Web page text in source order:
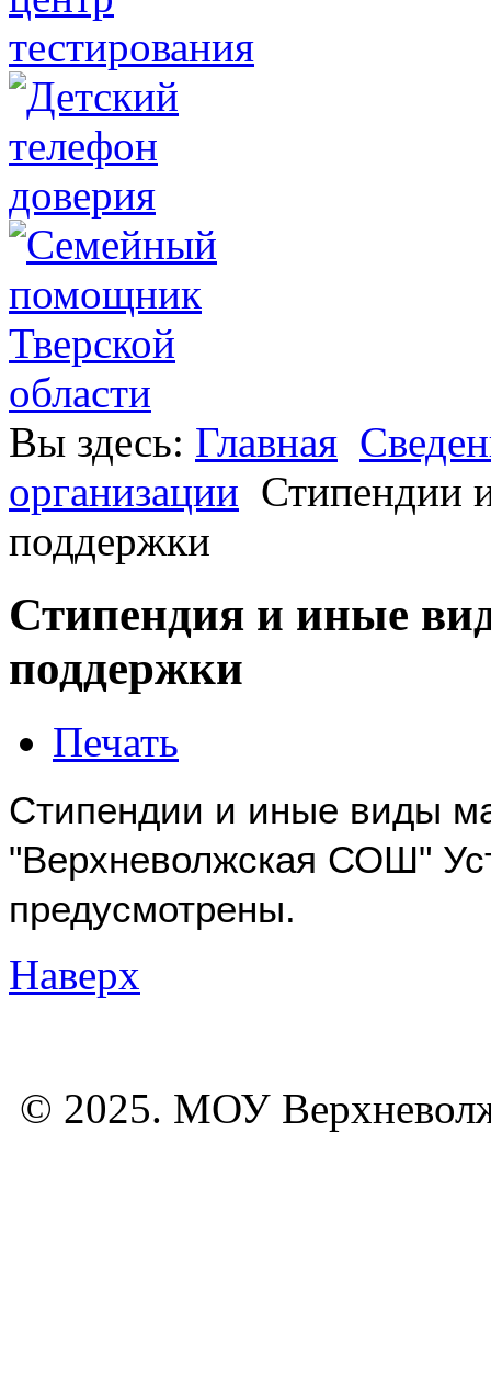
Вы здесь: Главная
организации Стипендии
поддержки
Стипендия и иные
поддержки
Печать
Стипендии и иные виды
"Верхневолжская СОШ"
предусмотрены.
Наверх
© 2025. МОУ